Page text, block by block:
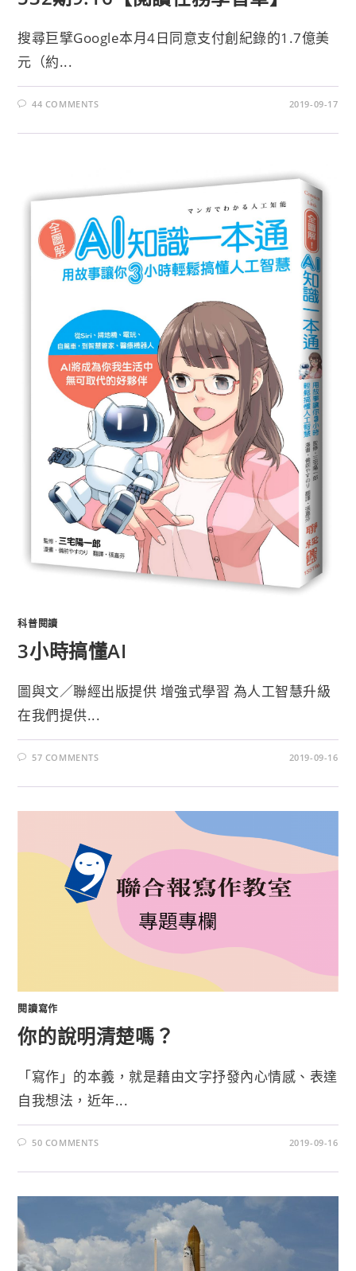
搜尋巨擘Google本月4日同意支付創紀錄的1.7億美
元（約...
44 COMMENTS 2019-09-17
科普閱讀
3小時搞懂AI
圖與文／聯經出版提供 增強式學習 為人工智慧升級
在我們提供...
57 COMMENTS 2019-09-16
閱讀寫作
你的說明清楚嗎？
「寫作」的本義，就是藉由文字抒發內心情感、表達
自我想法，近年...
50 COMMENTS 2019-09-16